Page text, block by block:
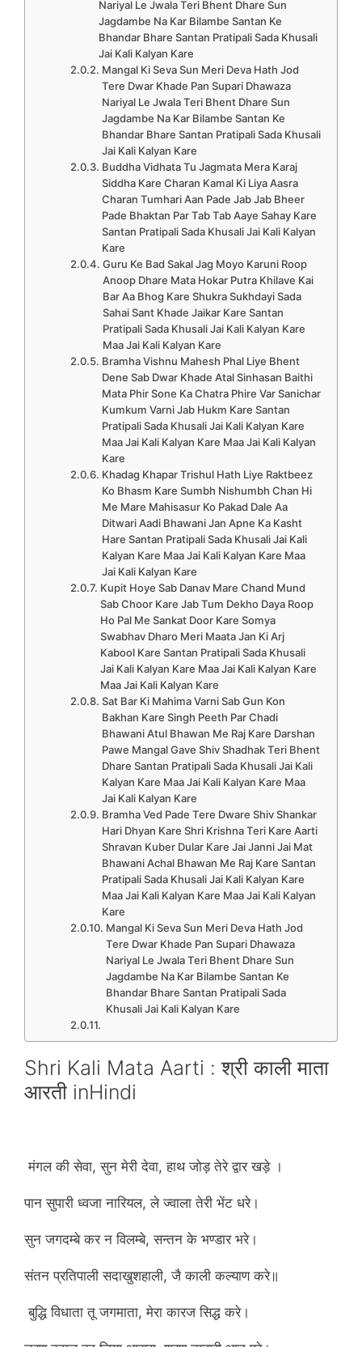
Nariyal Le Jwala Teri Bhent Dhare Sun
Jagdambe Na Kar Bilambe Santan Ke
Bhandar Bhare Santan Pratipali Sada Khusali
Jai Kali Kalyan Kare
Mangal Ki Seva Sun Meri Deva Hath Jod
Tere Dwar Khade Pan Supari Dhawaza
Nariyal Le Jwala Teri Bhent Dhare Sun
Jagdambe Na Kar Bilambe Santan Ke
Bhandar Bhare Santan Pratipali Sada Khusali
Jai Kali Kalyan Kare
Buddha Vidhata Tu Jagmata Mera Karaj
Siddha Kare Charan Kamal Ki Liya Aasra
Charan Tumhari Aan Pade Jab Jab Bheer
Pade Bhaktan Par Tab Tab Aaye Sahay Kare
Santan Pratipali Sada Khusali Jai Kali Kalyan
Kare
Guru Ke Bad Sakal Jag Moyo Karuni Roop
Anoop Dhare Mata Hokar Putra Khilave Kai
Bar Aa Bhog Kare Shukra Sukhdayi Sada
Sahai Sant Khade Jaikar Kare Santan
Pratipali Sada Khusali Jai Kali Kalyan Kare
Maa Jai Kali Kalyan Kare
Bramha Vishnu Mahesh Phal Liye Bhent
Dene Sab Dwar Khade Atal Sinhasan Baithi
Mata Phir Sone Ka Chatra Phire Var Sanichar
Kumkum Varni Jab Hukm Kare Santan
Pratipali Sada Khusali Jai Kali Kalyan Kare
Maa Jai Kali Kalyan Kare Maa Jai Kali Kalyan
Kare
Khadag Khapar Trishul Hath Liye Raktbeez
Ko Bhasm Kare Sumbh Nishumbh Chan Hi
Me Mare Mahisasur Ko Pakad Dale Aa
Ditwari Aadi Bhawani Jan Apne Ka Kasht
Hare Santan Pratipali Sada Khusali Jai Kali
Kalyan Kare Maa Jai Kali Kalyan Kare Maa
Jai Kali Kalyan Kare
Kupit Hoye Sab Danav Mare Chand Mund
Sab Choor Kare Jab Tum Dekho Daya Roop
Ho Pal Me Sankat Door Kare Somya
Swabhav Dharo Meri Maata Jan Ki Arj
Kabool Kare Santan Pratipali Sada Khusali
Jai Kali Kalyan Kare Maa Jai Kali Kalyan Kare
Maa Jai Kali Kalyan Kare
Sat Bar Ki Mahima Varni Sab Gun Kon
Bakhan Kare Singh Peeth Par Chadi
Bhawani Atul Bhawan Me Raj Kare Darshan
Pawe Mangal Gave Shiv Shadhak Teri Bhent
Dhare Santan Pratipali Sada Khusali Jai Kali
Kalyan Kare Maa Jai Kali Kalyan Kare Maa
Jai Kali Kalyan Kare
Bramha Ved Pade Tere Dware Shiv Shankar
Hari Dhyan Kare Shri Krishna Teri Kare Aarti
Shravan Kuber Dular Kare Jai Janni Jai Mat
Bhawani Achal Bhawan Me Raj Kare Santan
Pratipali Sada Khusali Jai Kali Kalyan Kare
Maa Jai Kali Kalyan Kare Maa Jai Kali Kalyan
Kare
Mangal Ki Seva Sun Meri Deva Hath Jod
Tere Dwar Khade Pan Supari Dhawaza
Nariyal Le Jwala Teri Bhent Dhare Sun
Jagdambe Na Kar Bilambe Santan Ke
Bhandar Bhare Santan Pratipali Sada
Khusali Jai Kali Kalyan Kare
Shri Kali Mata Aarti : श्री काली माता
आरती inHindi
मंगल की सेवा, सुन मेरी देवा, हाथ जोड़ तेरे द्वार खड़े ।
पान सुपारी ध्वजा नारियल, ले ज्वाला तेरी भेंट धरे।
सुन जगदम्बे कर न विलम्बे, सन्तन के भण्डार भरे।
संतन प्रतिपाली सदाखुशहाली, जै काली कल्याण करे॥
बुद्धि विधाता तू जगमाता, मेरा कारज सिद्ध करे।